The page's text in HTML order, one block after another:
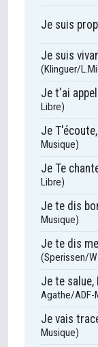
Je suis
Je suis
(Klinguer/
Je t'ai
Libre)
Je
Musique)
Je Te
Libre)
Je te dis
Musique)
Je te dis
(Sperissen/
Je te salue,
Agathe/ADF-
Je vais
Musique)